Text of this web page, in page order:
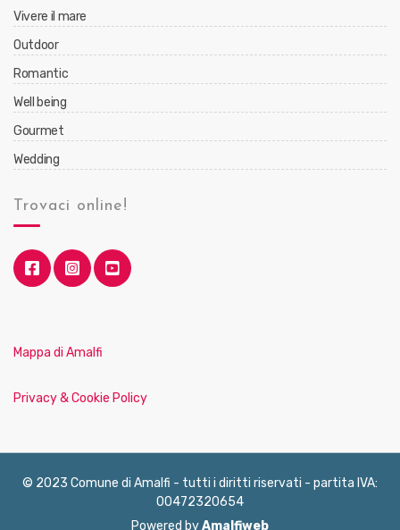
Vivere il mare
Outdoor
Romantic
Well being
Gourmet
Wedding
Trovaci online!
Mappa di Amalfi
Privacy & Cookie Policy
© 2023 Comune di Amalfi - tutti i diritti riservati - partita IVA:
00472320654
Powered byAmalfiweb